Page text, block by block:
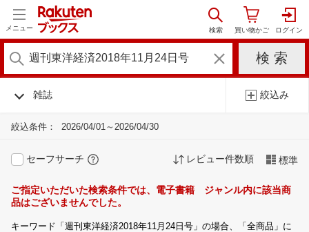
メニュー
雑誌 絞込み
絞込条件： 2026/04/01～2026/04/30
セーフサーチ レビュー件数順 標準
ご指定いただいた検索条件では、電子書籍 ジャンル内に該当商
品はございませんでした。
キーワード「週刊東洋経済2018年11月24日号」の場合、「全商品」に